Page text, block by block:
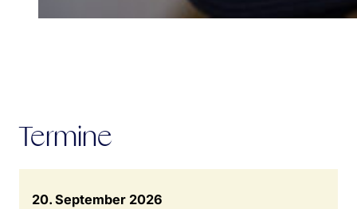
Termine
20. September 2026